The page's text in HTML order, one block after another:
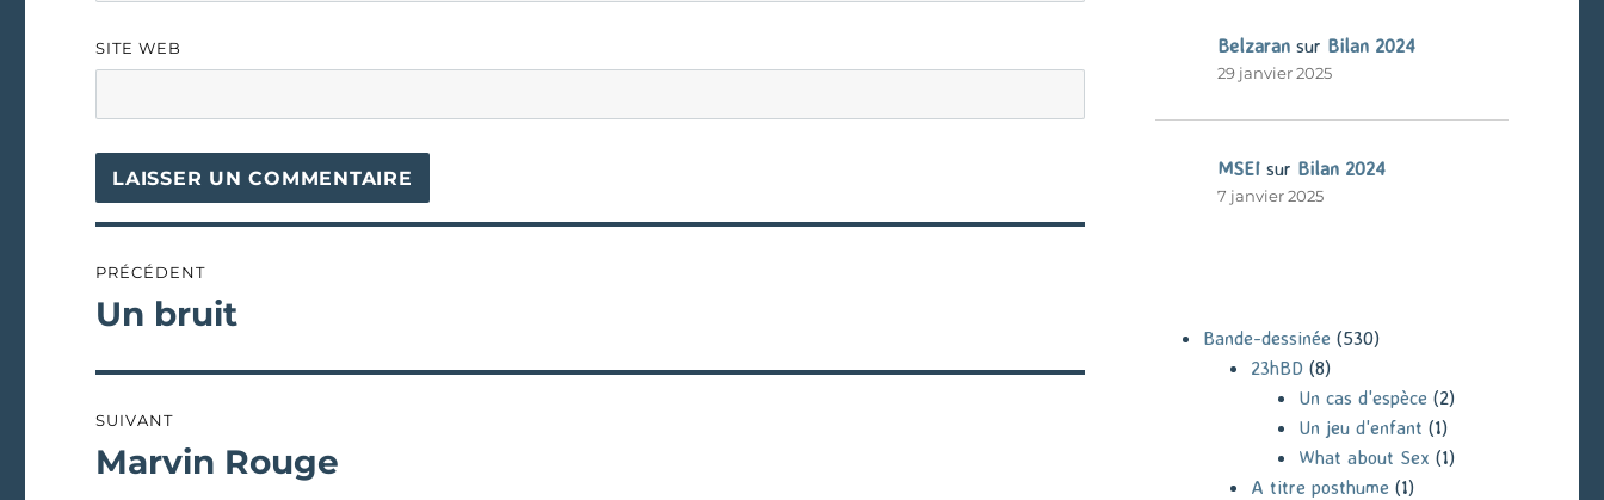
SITE WEB
de
PRÉCÉDENT
Publication
Un bruit
SUIVANT
Publication
Marvin Rouge
Belzaransur Bilan 2024
29 janvier 2025
MSEIsur Bilan 2024
7 janvier 2025
Bande-dessinée (530)
23hBD (8)
Un cas d'espèce (2)
Un jeu d'enfant (1)
What about Sex (1)
A titre posthume (1)